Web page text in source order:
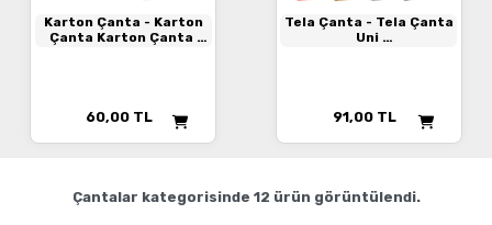
Karton Çanta - Karton
Çanta Karton Çanta
60,00 TL
Tela Çanta - Tela Çanta
Uni
91,00 TL
Çantalar kategorisinde 12 ürün görüntülendi.